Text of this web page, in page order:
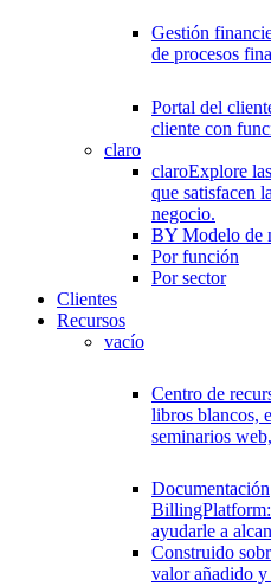
Gestión
de procesos
Portal del
cliente con
claro
claroExplore
que satisfacen
negocio.
BY Modelo de
Por función
Por sector
Clientes
Recursos
vacío
Centro de
libros blancos,
seminarios
Documentación
BillingPlatform:
ayudarle a
Construido
valor añadido y